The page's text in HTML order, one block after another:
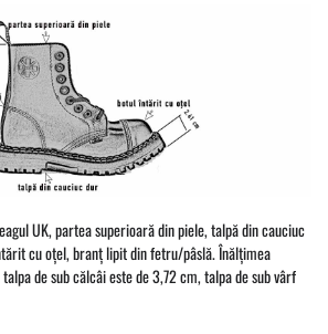
UK, partea superioară din piele, talpă din cauciuc
cu oțel, branț lipit din fetru/pâslă. Înălțimea
de sub călcâi este de 3,72 cm, talpa de sub vârf